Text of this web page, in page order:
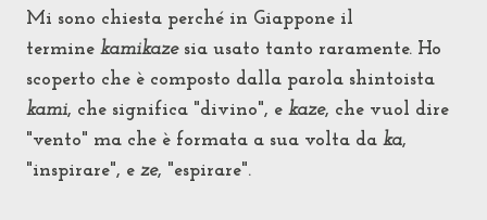
Mi sono chiesta perché in Giappone il
termine kamikazesia usato tanto raramente. Ho
scoperto che è composto dalla parola shintoista
kami, che significa "divino", e kaze, che vuol dire
"vento" ma che è formata a sua volta da ka,
"inspirare", e ze, "espirare".